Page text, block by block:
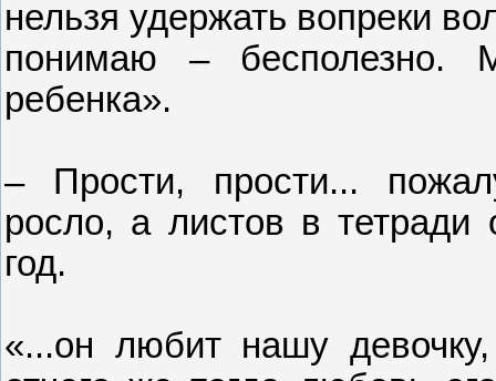
нельзя удержать вопреки
понимаю – бесполезно.
ребенка».
– Прости, прости...
росло, а листов в
год.
«...он любит нашу